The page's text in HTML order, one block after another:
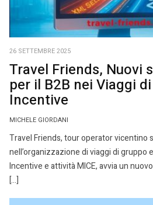
26 SETTEMBRE 2025
Travel Friends, Nuovi
per il B2B nei Viaggi
Incentive
MICHELE GIORDANI
Travel Friends, tour operator vicentino
nell’organizzazione di viaggi di gruppo
Incentive e attività MICE, avvia un
[…]